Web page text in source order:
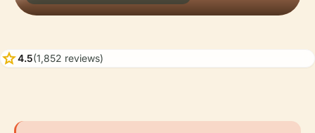
star4.5(1,852 reviews)